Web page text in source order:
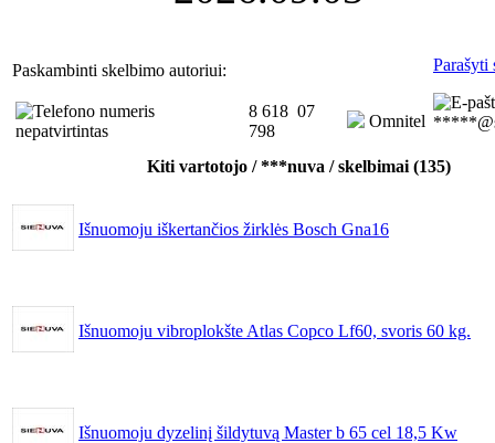
Paskambinti skelbimo autoriui:
8 618 07
798
Omnitel
Parašyti
Kiti vartotojo / ***nuva / skelbimai (135)
Išnuomoju iškertančios žirklės Bosch Gna16
Išnuomoju vibroplokšte Atlas Copco Lf60, svoris 60 kg.
Išnuomoju dyzelinį šildytuvą Master b 65 cel 18,5 Kw